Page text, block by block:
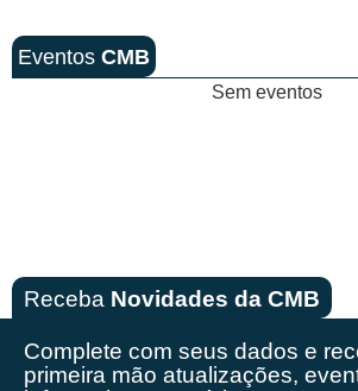
Eventos CMB
Sem eventos
Receba Novidades da CMB
Complete com seus dados e
primeira mão atualizações,